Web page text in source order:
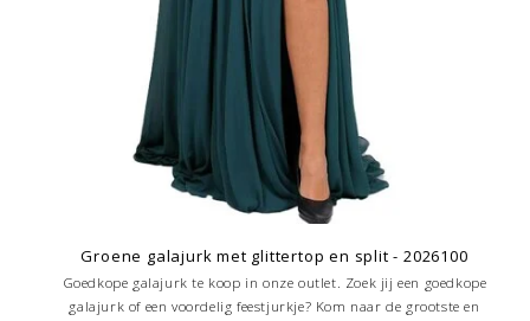
Groene galajurk met glittertop en split - 2026100
Goedkope galajurk te koop in onze outlet. Zoek jij een goedkope
galajurk of een voordelig feestjurkje? Kom naar de grootste en